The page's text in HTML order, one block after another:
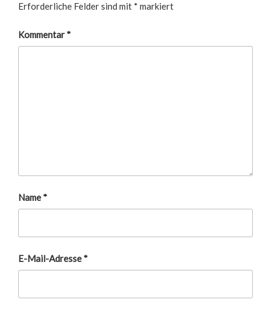
Erforderliche Felder sind mit * markiert
Kommentar*
Name*
E-Mail-Adresse*